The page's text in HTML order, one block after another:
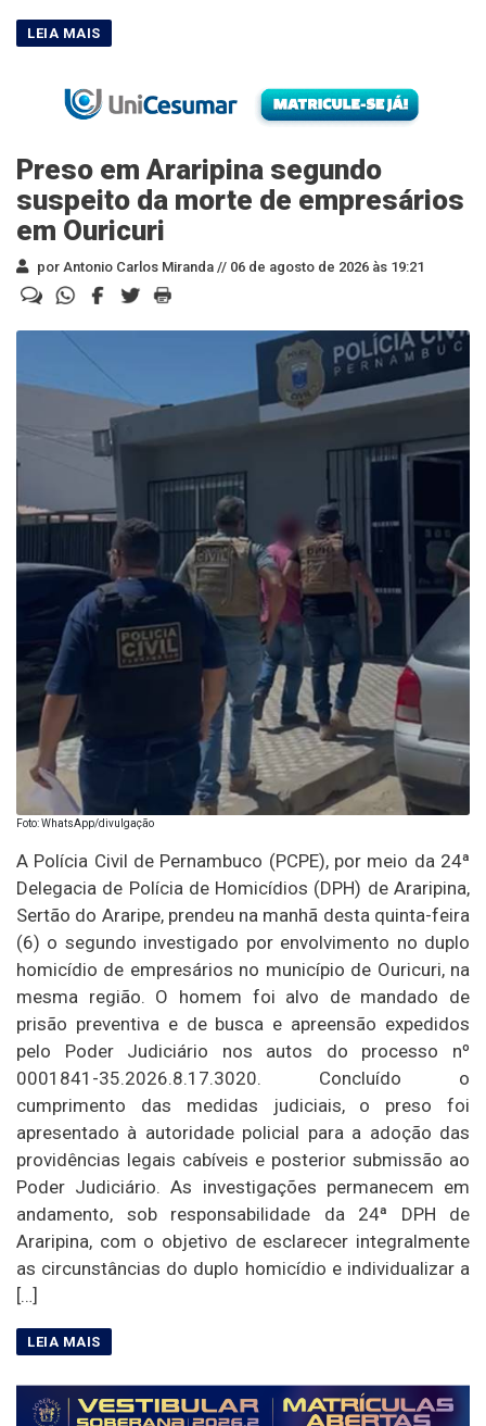
Preso em Araripina segundo
suspeito da morte de empresários
em Ouricuri
por Antonio Carlos Miranda // 06 de agosto de 2026 às 19:21
Foto: WhatsApp/divulgação
A Polícia Civil de Pernambuco (PCPE), por meio da 24ª
Delegacia de Polícia de Homicídios (DPH) de Araripina,
Sertão do Araripe, prendeu na manhã desta quinta-feira
(6) o segundo investigado por envolvimento no duplo
homicídio de empresários no município de Ouricuri, na
mesma região. O homem foi alvo de mandado de
prisão preventiva e de busca e apreensão expedidos
pelo Poder Judiciário nos autos do processo nº
0001841-35.2026.8.17.3020. Concluído o
cumprimento das medidas judiciais, o preso foi
apresentado à autoridade policial para a adoção das
providências legais cabíveis e posterior submissão ao
Poder Judiciário. As investigações permanecem em
andamento, sob responsabilidade da 24ª DPH de
Araripina, com o objetivo de esclarecer integralmente
as circunstâncias do duplo homicídio e individualizar a
[…]